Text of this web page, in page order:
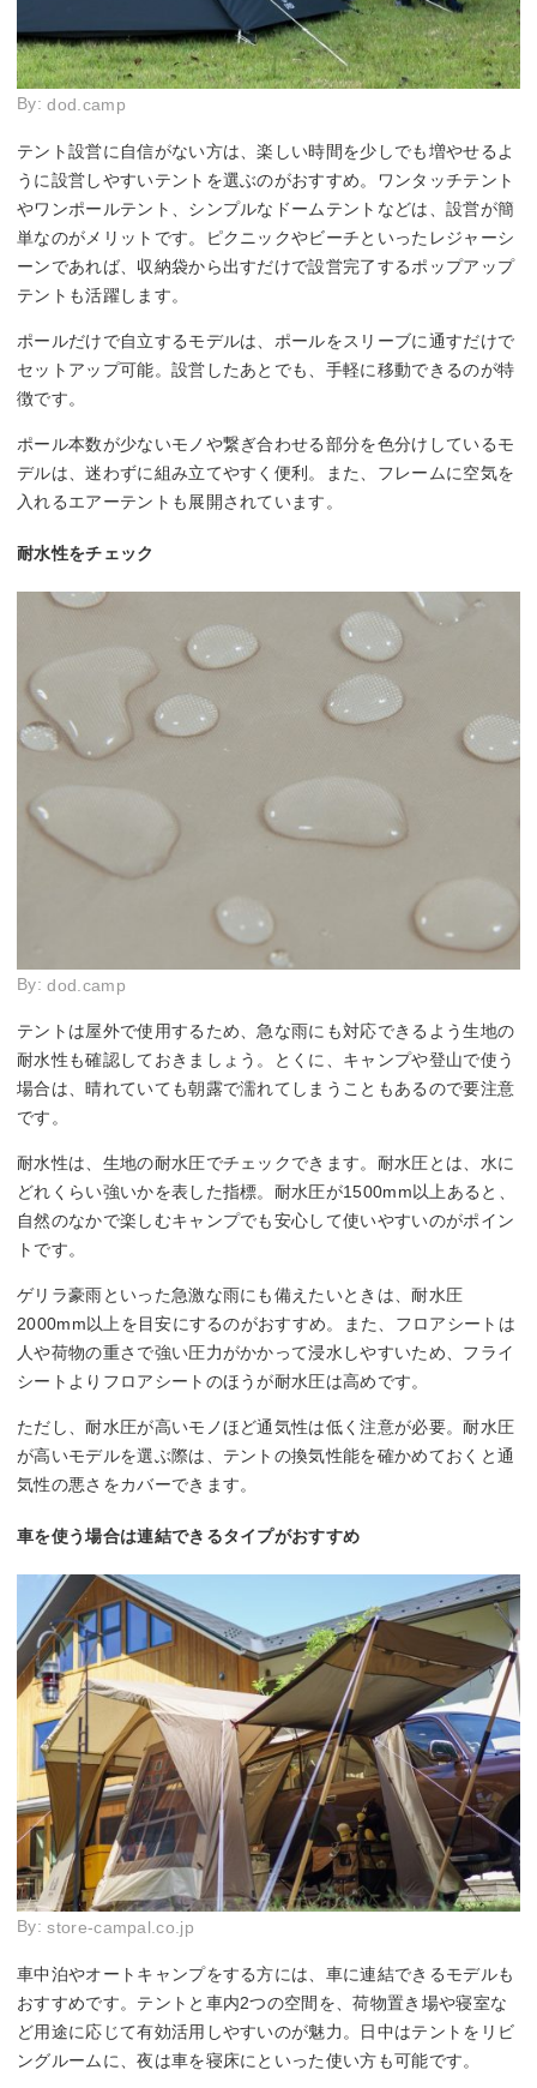
By:dod.camp
テント設営に自信がない方は、楽しい時間を少しでも増やせるよ
うに設営しやすいテントを選ぶのがおすすめ。ワンタッチテント
やワンポールテント、シンプルなドームテントなどは、設営が簡
単なのがメリットです。ピクニックやビーチといったレジャーシ
ーンであれば、収納袋から出すだけで設営完了するポップアップ
テントも活躍します。
ポールだけで自立するモデルは、ポールをスリーブに通すだけで
セットアップ可能。設営したあとでも、手軽に移動できるのが特
徴です。
ポール本数が少ないモノや繋ぎ合わせる部分を色分けしているモ
デルは、迷わずに組み立てやすく便利。また、フレームに空気を
入れるエアーテントも展開されています。
耐水性をチェック
By:dod.camp
テントは屋外で使用するため、急な雨にも対応できるよう生地の
耐水性も確認しておきましょう。とくに、キャンプや登山で使う
場合は、晴れていても朝露で濡れてしまうこともあるので要注意
です。
耐水性は、生地の耐水圧でチェックできます。耐水圧とは、水に
どれくらい強いかを表した指標。耐水圧が1500mm以上あると、
自然のなかで楽しむキャンプでも安心して使いやすいのがポイン
トです。
ゲリラ豪雨といった急激な雨にも備えたいときは、耐水圧
2000mm以上を目安にするのがおすすめ。また、フロアシートは
人や荷物の重さで強い圧力がかかって浸水しやすいため、フライ
シートよりフロアシートのほうが耐水圧は高めです。
ただし、耐水圧が高いモノほど通気性は低く注意が必要。耐水圧
が高いモデルを選ぶ際は、テントの換気性能を確かめておくと通
気性の悪さをカバーできます。
車を使う場合は連結できるタイプがおすすめ
By:store-campal.co.jp
車中泊やオートキャンプをする方には、車に連結できるモデルも
おすすめです。テントと車内2つの空間を、荷物置き場や寝室な
ど用途に応じて有効活用しやすいのが魅力。日中はテントをリビ
ングルームに、夜は車を寝床にといった使い方も可能です。